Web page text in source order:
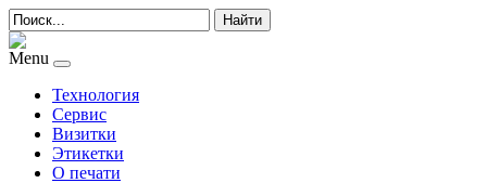
Найти
Menu
Технология
Сервис
Визитки
Этикетки
О печати